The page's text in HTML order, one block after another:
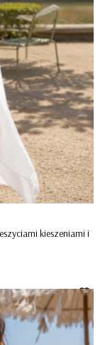
kieszeniami i